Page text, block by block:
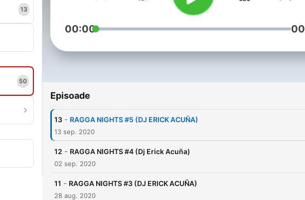
13
50
00:00
Episoade
13 - RAGGA NIGHTS #5 (DJ ERICK ACUÑA)
13 sep. 2020
12 - RAGGA NIGHTS #4 (Dj Erick Acuña)
02 sep. 2020
11 - RAGGA NIGHTS #3 (DJ ERICK ACUÑA)
28 aug. 2020